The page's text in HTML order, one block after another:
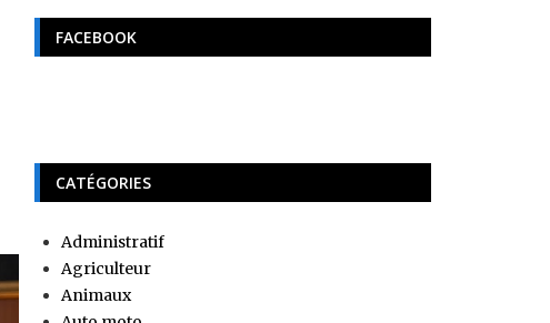
FACEBOOK
CATÉGORIES
Administratif
Agriculteur
Animaux